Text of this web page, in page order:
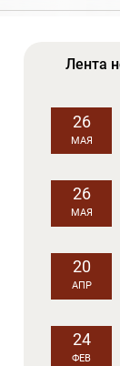
Лента
26
МАЯ
26
МАЯ
20
АПР
24
ФЕВ